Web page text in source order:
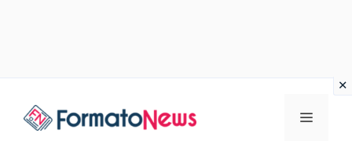
Menu